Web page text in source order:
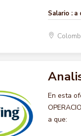
Salario : a
En esta
a que: